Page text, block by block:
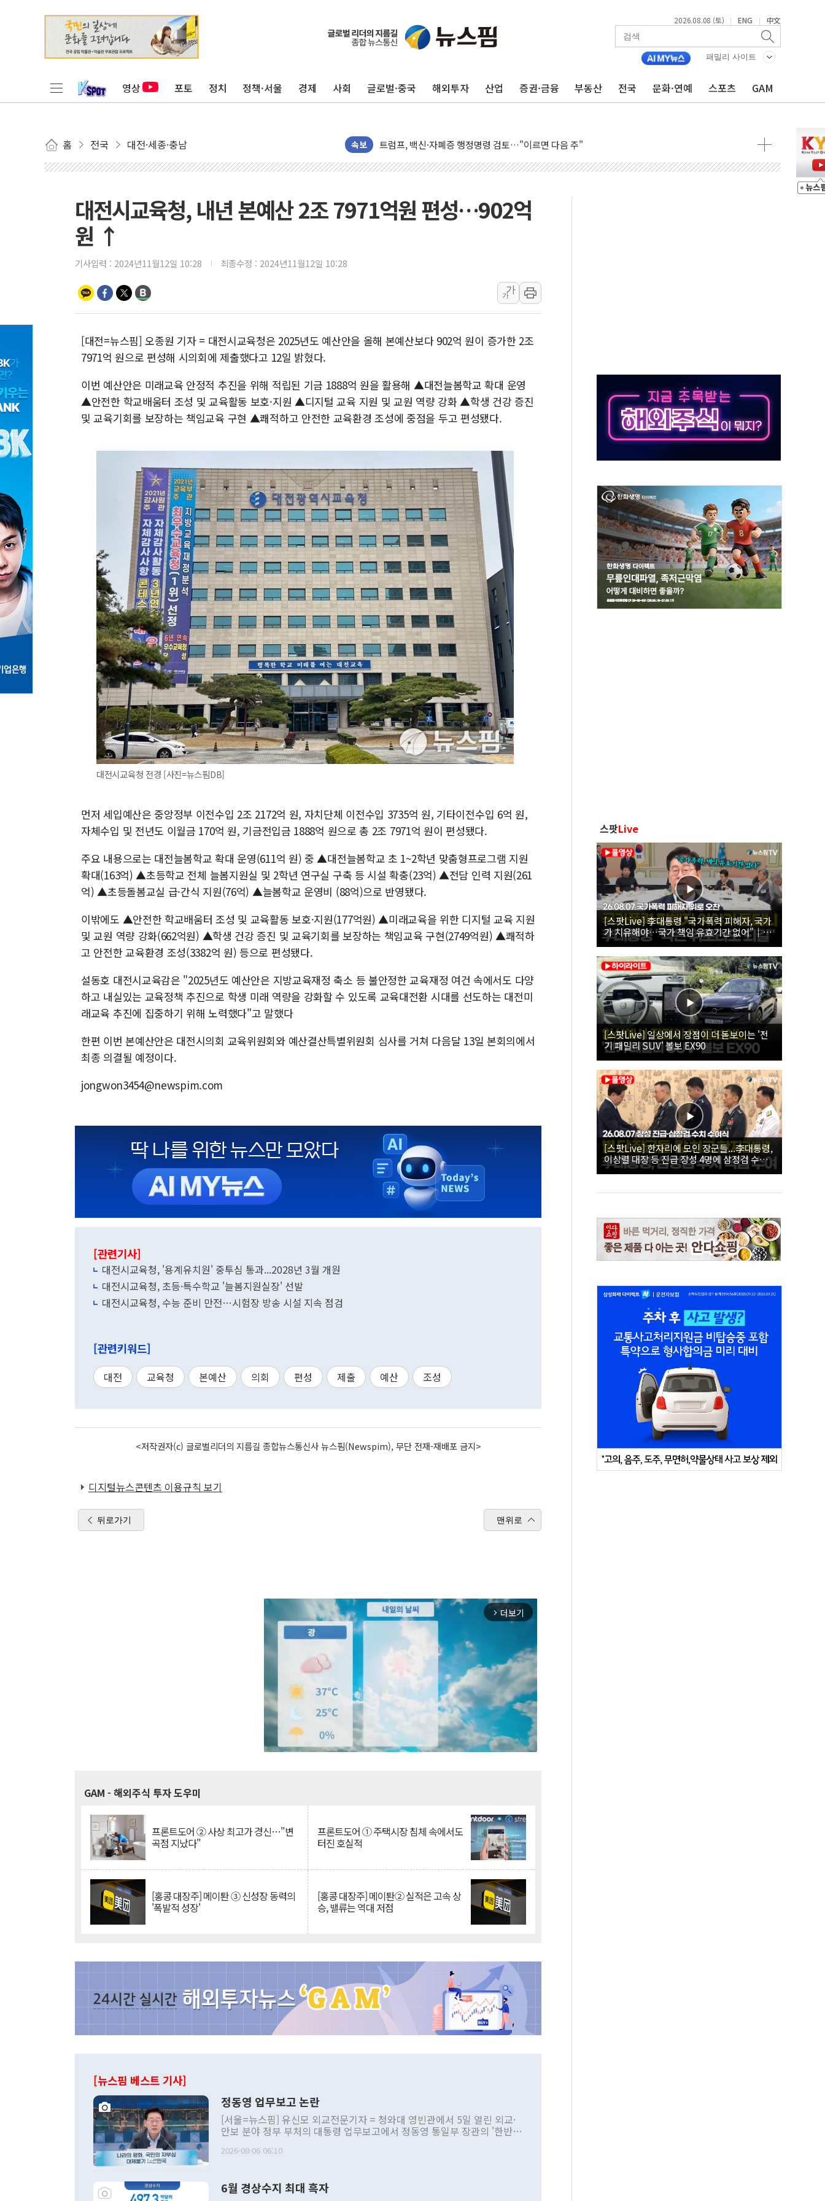
2026.08.08 (토) | ENG | 中文
패밀리 사이트
영상 포토 정치 정책·서울 경제 사회 글로벌·중국 해외투자 산업 증권·금융 부동산 전국 문화·연예 스포츠 GAM
홈 전국 대전·세종·충남 속보
미 연준 매파 기세 꺾이나…고용 감소에 9월 동결 전망 우세
美 항소법원, 백악관 무도회장 공사 중단 명령…트럼프 제동
이란 핵심 원유 수출항 '하르그섬', 최근 1주일 이상 '올스톱'… 美 해상봉쇄 영향
[AI MY 뉴스] 뉴욕 반도체주 프리뷰...美 고용 쇼크에 반도체주 '활짝'
뉴욕증시 개장 전 특징주...아틀라시안·클라우드플레어·태양광주↑ VS 트레이드데스크·웬디스↓
보훈부, 미 DPAA와 MOU… "6·25 미군 실종자 7359명 끝까지 찾겠다"
특정 정치인 측근 포항시 정책특보 내정설...포항시 '시끌'
李 대통령, '6시간 마라톤 부동산 2차 회의' 주재… "전폭적 공급 확대·속도전 총력"
트럼프, 中 겨냥 폴리실리콘 관세 15% 부과…美 태양광주 급등
[사진] 빈살만과 에르도안의 만남
이란와이어 "이란 최고지도자 위독…곧 사망해도 놀랍지 않아"
남동발전, 해남군에 국내 최대 규모 400MW 태양광 착공…여의도 1.6배 규모
대전시교육청, 내년 본예산 2조 7971억원 편성…902억
원 ↑
기사입력 : 2024년11월12일 10:28 최종수정 : 2024년11월12일 10:28
가
가
[대전=뉴스핌] 오종원 기자 = 대전시교육청은 2025년도 예산안을 올해 본예산보다 902억 원이 증가한 2조
7971억 원으로 편성해 시의회에 제출했다고 12일 밝혔다.
이번 예산안은 미래교육 안정적 추진을 위해 적립된 기금 1888억 원을 활용해 ▲대전늘봄학교 확대 운영
▲안전한 학교배움터 조성 및 교육활동 보호·지원 ▲디지털 교육 지원 및 교원 역량 강화 ▲학생 건강 증진
및 교육기회를 보장하는 책임교육 구현 ▲쾌적하고 안전한 교육환경 조성에 중점을 두고 편성됐다.
대전시교육청 전경 [사진=뉴스핌DB]
먼저 세입예산은 중앙정부 이전수입 2조 2172억 원, 자치단체 이전수입 3735억 원, 기타이전수입 6억 원,
자체수입 및 전년도 이월금 170억 원, 기금전입금 1888억 원으로 총 2조 7971억 원이 편성됐다.
주요 내용으로는 대전늘봄학교 확대 운영(611억 원) 중 ▲대전늘봄학교 초 1~2학년 맞춤형프로그램 지원
확대(163억) ▲초등학교 전체 늘봄지원실 및 2학년 연구실 구축 등 시설 확충(23억) ▲전담 인력 지원(261
억) ▲초등돌봄교실 급·간식 지원(76억) ▲늘봄학교 운영비 (88억)으로 반영됐다.
이밖에도 ▲안전한 학교배움터 조성 및 교육활동 보호·지원(177억원) ▲미래교육을 위한 디지털 교육 지원
및 교원 역량 강화(662억원) ▲학생 건강 증진 및 교육기회를 보장하는 책임교육 구현(2749억원) ▲쾌적하
고 안전한 교육환경 조성(3382억 원) 등으로 편성됐다.
설동호 대전시교육감은 "2025년도 예산안은 지방교육재정 축소 등 불안정한 교육재정 여건 속에서도 다양
하고 내실있는 교육정책 추진으로 학생 미래 역량을 강화할 수 있도록 교육대전환 시대를 선도하는 대전미
래교육 추진에 집중하기 위해 노력했다"고 말했다
한편 이번 본예산안은 대전시의회 교육위원회와 예산결산특별위원회 심사를 거쳐 다음달 13일 본회의에서
최종 의결될 예정이다.
jongwon3454@newspim.com
[관련기사]
대전시교육청, '용계유치원' 중투심 통과...2028년 3월 개원
대전시교육청, 초등·특수학교 '늘봄지원실장' 선발
대전시교육청, 수능 준비 만전…시험장 방송 시설 지속 점검
[관련키워드]
대전 교육청 본예산 의회 편성 제출 예산 조성
<저작권자(c) 글로벌리더의 지름길 종합뉴스통신사 뉴스핌(Newspim), 무단 전재-재배포 금지>
디지털뉴스콘텐츠 이용규칙 보기
뒤로가기 맨위로
arrow_forward_ios 더보기
GAM - 해외주식 투자 도우미
프론트도어 ② 사상 최고가 경신…"변
곡점 지났다"
프론트도어 ① 주택시장 침체 속에서도
터진 호실적
[홍콩 대장주] 메이퇀 ③ 신성장 동력의
'폭발적 성장'
[홍콩 대장주] 메이퇀② 실적은 고속 상
승, 밸류는 역대 저점
[뉴스핌 베스트 기사]
정동영 업무보고 논란
[서울=뉴스핌] 유신모 외교전문기자 = 청와대 영빈관에서 5일 열린 외교·
안보 분야 정부 부처의 대통령 업무보고에서 정동영 통일부 장관의 '한반도
발언 중에는 정부 내 조율을 거치지 않은 사안을 정책으로 추진하겠다고 공
주의적 희망에 근거한 비현실적 구상'이라는 비판을 내놨다. 그동안 정 장
2026-08-06 06:10
6월 경상수지 최대 흑자
스팟Live
[스팟Live] 李대통령 "국가폭력 피해자, 국가
가 치유해야…국가 책임 유효기간 없어"｜
26.08.07 국가폭력 피해자 위로 오찬
[스팟Live] 일상에서 장점이 더 돋보이는 '전
기 패밀리 SUV' 볼보 EX90
[스팟Live] 한자리에 모인 장군들...李대통령,
이상렬 대장 등 진급 장성 4명에 삼정검 수치
직접 수여｜26.08.07 장성 진급·삼정검 수치